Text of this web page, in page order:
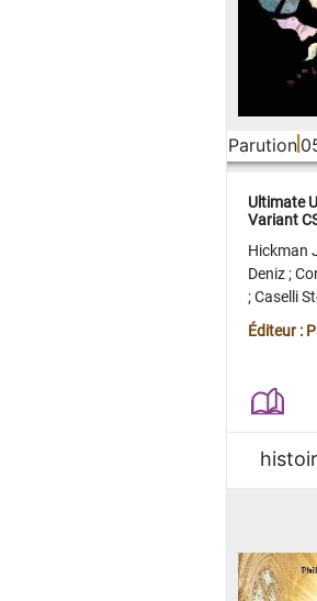
Parution
Ultimate
Variant
Hickman
Deniz;
;Caselli
Juan
Éditeur :